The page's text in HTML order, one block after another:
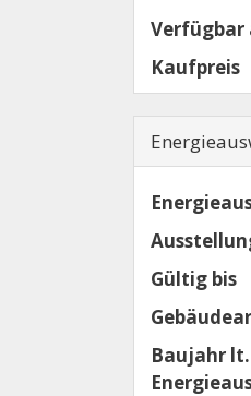
Verfügbar
Kaufpreis
Gültig bis
Baujahr lt.